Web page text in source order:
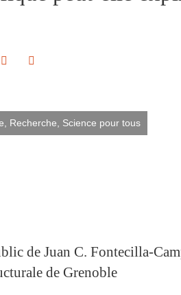
sur Facebook
Partager sur LinkedIn
Recherche, Science pour tous
de Juan C. Fontecilla-
de Grenoble